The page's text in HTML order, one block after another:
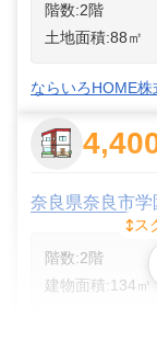
階数:2階
土地面積:88㎡
ならいろHOME株
奈良県奈良市学
階数:2階
建物面積:134㎡
ス